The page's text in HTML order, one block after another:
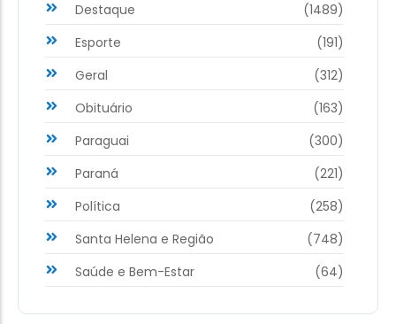
Destaque
(1489)
Esporte
(191)
Geral
(312)
Obituário
(163)
Paraguai
(300)
Paraná
(221)
Política
(258)
Santa Helena e Região
(748)
Saúde e Bem-Estar
(64)